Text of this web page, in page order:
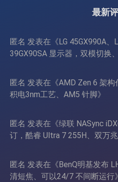
最新
匿名 发表在《LG 45GX990A、
39GX90SA 显示器，双模切换
匿名 发表在《AMD Zen 6 架构
积电3nm工艺、AM5 针脚》
匿名 发表在《绿联 NASync
订，酷睿 Ultra 7 255H、双万
匿名 发表在《BenQ明基发布
清短焦、可以24/7 不间断运行》